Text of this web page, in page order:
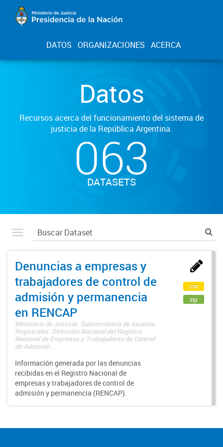
DATOS ORGANIZACIONES ACERCA
Datos
Recursos acerca del funcionamiento del sistema de
justicia de la República Argentina.
063
DATASETS
Denuncias a empresas y
trabajadores de control de
admisión y permanencia
en RENCAP
Ministerio de Justicia. Subsecretaría de Asuntos
Registrales. Dirección Nacional del Registro
Nacional de Empresas y Trabajadores de Control
de Admisión...
Información generada por las denuncias
recibidas en el Registro Nacional de
empresas y trabajadores de control de
admisión y permanencia (RENCAP).
csv
zip